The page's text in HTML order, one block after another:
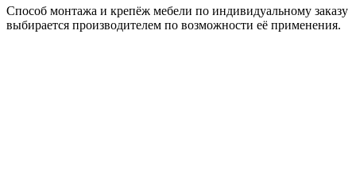
Способ монтажа и крепёж мебели по индивидуальному заказу
выбирается производителем по возможности её применения.